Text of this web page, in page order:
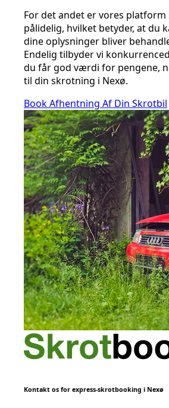
For det andet er vores platform
pålidelig, hvilket betyder, at du
dine oplysninger bliver
Endelig tilbyder vi
du får god værdi for pengene,
til din skrotning i Nexø.
Book Afhentning Af Din Skrotbil
Kontakt os for express-skrotbooking i Nexø